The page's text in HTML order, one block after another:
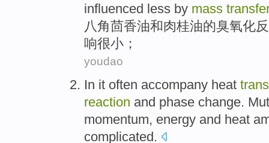
influenced less by mass transfer
八角茴香油和肉桂油的臭氧化
响很小；
youdao
In it often accompany heat
reaction and phase change.
momentum, energy and heat
complicated.